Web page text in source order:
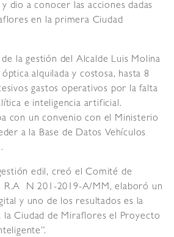
dio a conocer las acciones dadas
en la primera Ciudad
la gestión del Alcalde Luis Molina
alquilada y costosa, hasta 8
gastos operativos por la falta
e inteligencia artificial.
con un convenio con el Ministerio
a la Base de Datos Vehículos
edil, creó el Comité de
R.A N 201-2019-A/MM, elaboró un
y uno de los resultados es la
la Ciudad de Miraflores el Proyecto